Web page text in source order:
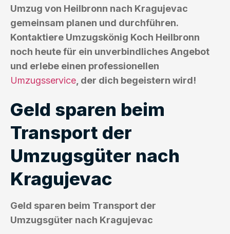
Umzug von Heilbronn nach Kragujevac
gemeinsam planen und durchführen.
Kontaktiere Umzugskönig Koch Heilbronn
noch heute für ein unverbindliches Angebot
und erlebe einen professionellen
Umzugsservice , der dich begeistern wird!
Geld sparen beim
Transport der
Umzugsgüter nach
Kragujevac
Geld sparen beim Transport der
Umzugsgüter nach Kragujevac